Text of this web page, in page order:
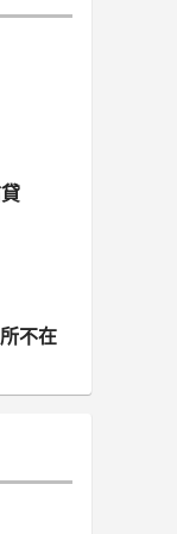
不在